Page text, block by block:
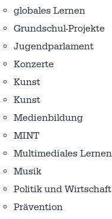
globales Lernen
Grundschul-Projekte
Jugendparlament
Konzerte
Kunst
Kunst
Medienbildung
MINT
Multimediales Lernen
Musik
Politik und Wirtschaft
Prävention